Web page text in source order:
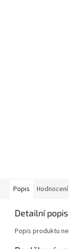
Popis Hodnocení
Detailní
Popis produktu